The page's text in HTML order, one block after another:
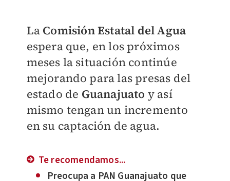
La Comisión Estatal del Agua
espera que, en los próximos
meses la situación continúe
mejorando para las presas del
estado de Guanajuato y así
mismo tengan un incremento
en su captación de agua.
Te recomendamos...
Preocupa a PAN Guanajuato que